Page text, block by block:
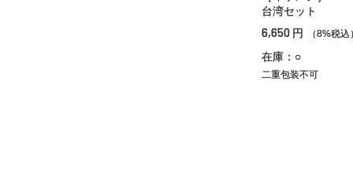
台湾セット
6,650 円 （8%税込
在庫：○
二重包装不可